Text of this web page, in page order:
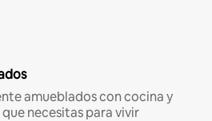
amueblados con cocina y
necesitas para vivir